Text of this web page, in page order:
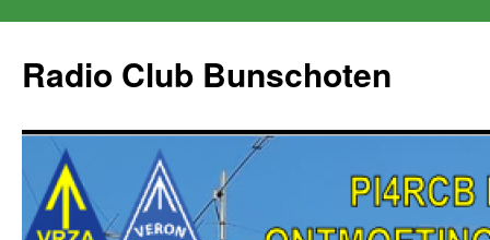
content
Radio Club Bunschoten